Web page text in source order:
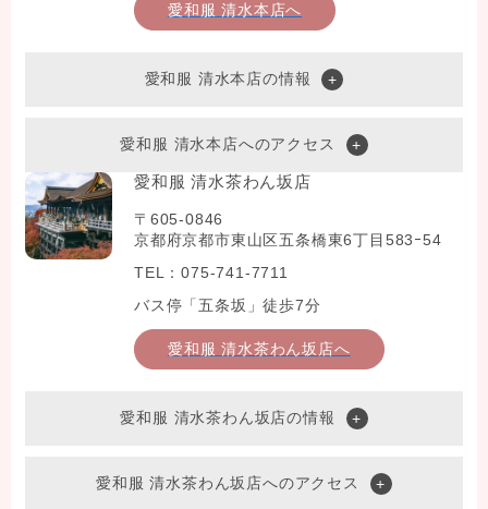
愛和服 清水本店へ
愛和服 清水本店の情報
愛和服 清水本店へのアクセス
愛和服 清水茶わん坂店
〒605-0846
京都府京都市東山区五条橋東6丁目583ｰ54
TEL：075-741-7711
バス停「五条坂」徒歩7分
愛和服 清水茶わん坂店へ
愛和服 清水茶わん坂店の情報
愛和服 清水茶わん坂店へのアクセス